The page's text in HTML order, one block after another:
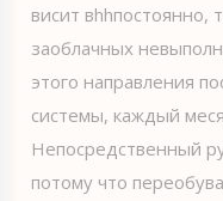
висит вhhпостоянно,
заоблачных
этого направления
системы, каждый
Непосредственный
потому что